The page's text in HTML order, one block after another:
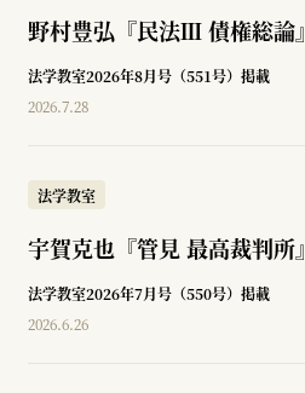
野村豊弘『民法Ⅲ 債権総論』
法学教室2026年8月号（551号）掲載
2026.7.28
法学教室
宇賀克也『管見 最高裁判所』
法学教室2026年7月号（550号）掲載
2026.6.26